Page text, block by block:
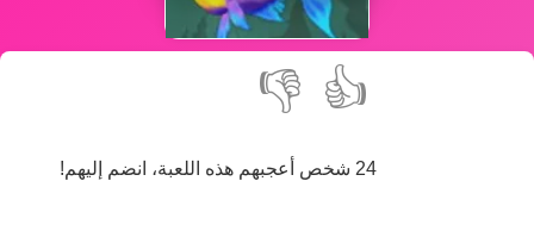
👍
👎
24 شخص أعجبهم هذه اللعبة، انضم إليهم!